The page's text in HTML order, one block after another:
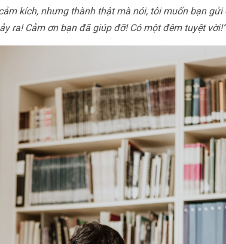
kích, nhưng thành thật mà nói, tôi muốn bạn
ra! Cảm ơn bạn đã giúp đỡ! Có một đêm tuyệt